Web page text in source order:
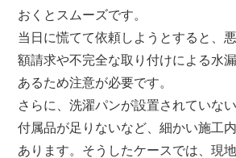
おくとスムーズです。
当日に慌てて依頼しようとすると、
額請求や不完全な取り付けによる水
あるため注意が必要です。
さらに、洗濯パンが設置されていな
付属品が足りないなど、細かい施工
あります。そうしたケースでは、現